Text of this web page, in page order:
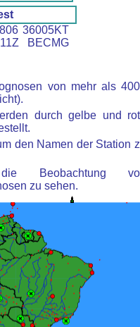
36005KT
BECMG
von mehr als
durch gelbe und
den Namen der Station
Beobachtung
zu sehen.